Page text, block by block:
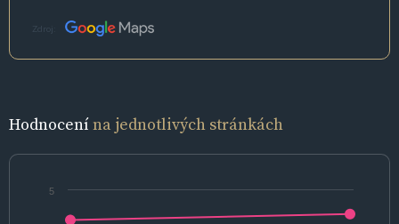
Zdroj:
Hodnocenína jednotlivých stránkách
5